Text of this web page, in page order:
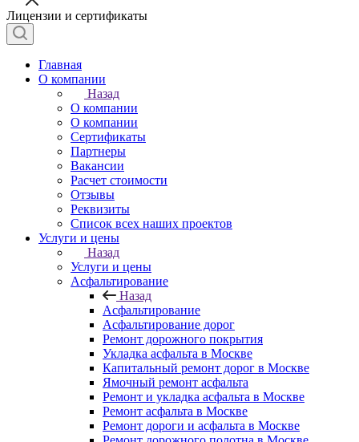
Лицензии и сертификаты
Главная
О компании
Назад
О компании
О компании
Сертификаты
Партнеры
Вакансии
Расчет стоимости
Отзывы
Реквизиты
Список всех наших проектов
Услуги и цены
Назад
Услуги и цены
Асфальтирование
Назад
Асфальтирование
Асфальтирование дорог
Ремонт дорожного покрытия
Укладка асфальта в Москве
Капитальный ремонт дорог в Москве
Ямочный ремонт асфальта
Ремонт и укладка асфальта в Москве
Ремонт асфальта в Москве
Ремонт дороги и асфальта в Москве